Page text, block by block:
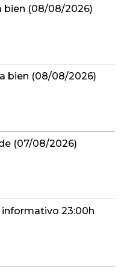
bien (08/08/2026)
bien (08/08/2026)
(07/08/2026)
23:00h